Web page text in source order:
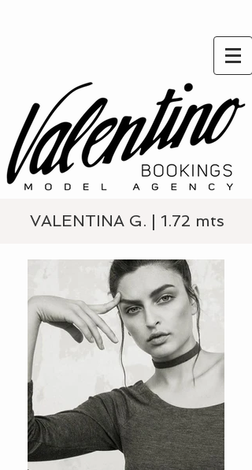
VALENTINA G. | 1.72 mts